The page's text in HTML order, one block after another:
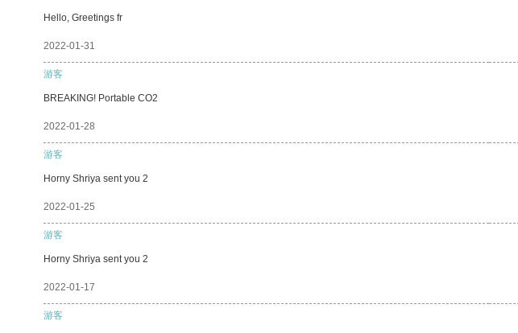
Hello, Greetings fr
2022-01-31
游客
BREAKING! Portable CO2
2022-01-28
游客
Horny Shriya sent you 2
2022-01-25
游客
Horny Shriya sent you 2
2022-01-17
游客